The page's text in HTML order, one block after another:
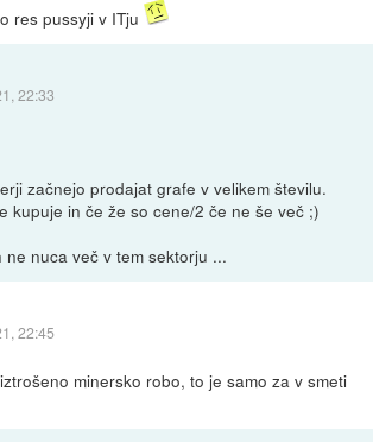
res pussyji v ITju
22:33
začnejo prodajat grafe v velikem številu.
kupuje in če že so cene/2 če ne še več ;)
nuca več v tem sektorju ...
22:45
minersko robo, to je samo za v smeti